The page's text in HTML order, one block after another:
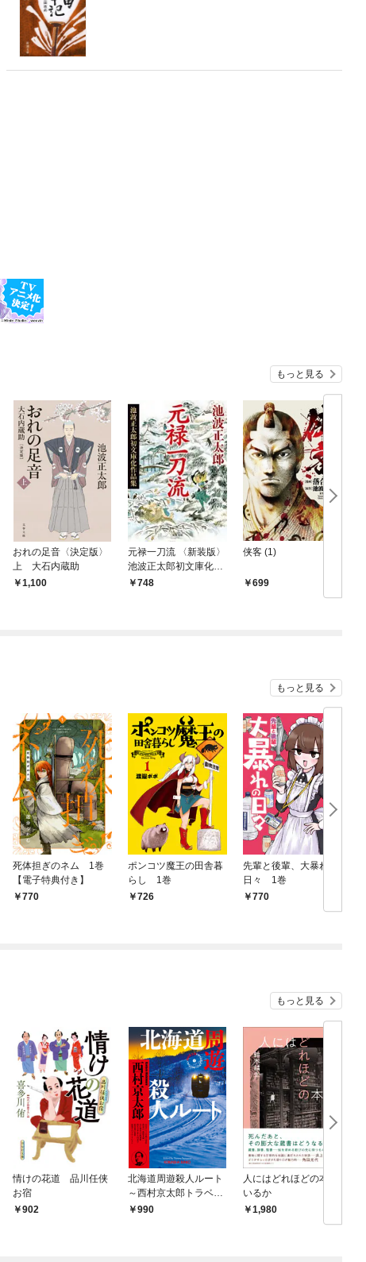
もっと見る
おれの足音〈決定版〉
上 大石内蔵助
￥1,100
元禄一刀流 〈新装版〉
池波正太郎初文庫化作
品集
￥748
侠客 (1)
￥699
もっと見る
死体担ぎのネム 1巻
【電子特典付き】
￥770
ポンコツ魔王の田舎暮
らし 1巻
￥726
先輩と後輩、大暴れの
日々 1巻
￥770
もっと見る
情けの花道 品川任侠
お宿
￥902
北海道周遊殺人ルート
～西村京太郎トラベル
ミステリー・セレクシ
￥990
人にはどれほどの本が
いるか
￥1,980